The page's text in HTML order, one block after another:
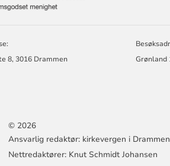
8, 3016 Drammen
Grønland
© 2026
Ansvarlig redaktør: kirkevergen i Drammen
Nettredaktører: Knut Schmidt Johansen